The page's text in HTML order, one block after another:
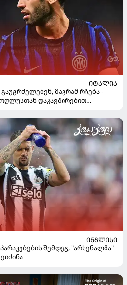
ᲘᲢᲐᲚᲘᲐ
მაგრამ რჩება -
დაკავშირებით
ᲘᲜᲒᲚᲘᲡᲘ
შემდეგ, "არსენალმა"